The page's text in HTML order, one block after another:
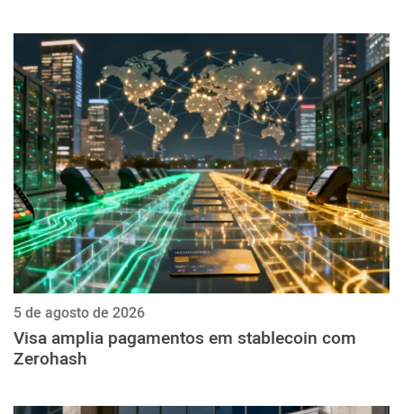
5 de agosto de 2026
Visa amplia pagamentos em stablecoin com
Zerohash